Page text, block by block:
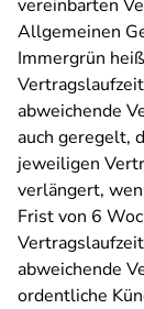
vereinbarten
Allgemeinen
Immergrün
abweichende
auch geregelt,
jeweiligen
verlängert,
Frist von 6
abweichende
ordentliche